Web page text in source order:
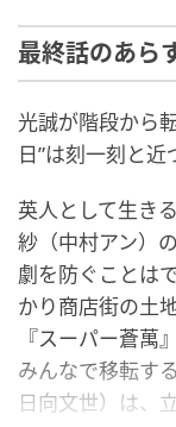
最終話のあら
光誠が階段から
日”は刻一刻と近
英人として生き
紗（中村アン）
劇を防ぐことは
かり商店街の土
『スーパー蒼萬
みんなで移転す
日向文世）は、